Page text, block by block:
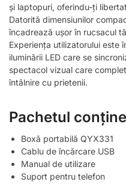
și laptopuri, oferindu-ți
Datorită dimensiunilor
încadrează ușor în rucsacul
Experiența utilizatorului este
iluminării LED care se
spectacol vizual care
întâlnire cu prietenii.
Pachetul
Boxă portabilă QYX331
Cablu de încărcare USB
Manual de utilizare
Suport pentru telefon